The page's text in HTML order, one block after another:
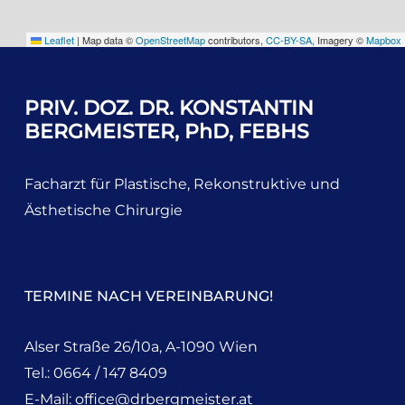
Leaflet | Map data ©OpenStreetMapcontributors, CC-BY-SA, Imagery ©Mapbox
PRIV. DOZ. DR.KONSTANTIN
BERGMEISTER, PhD, FEBHS
Facharzt für Plastische, Rekonstruktive und
Ästhetische Chirurgie
TERMINE NACH VEREINBARUNG!
Alser Straße 26/10a, A-1090 Wien
Tel.: 0664 / 147 8409
E-Mail: office@drbergmeister.at